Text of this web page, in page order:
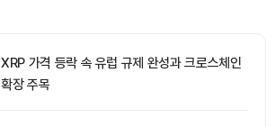
XRP 가격 등락 속 유럽 규제 완성과 크로스체인
확장 주목